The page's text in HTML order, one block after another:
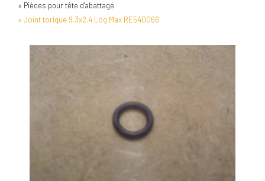
Pièces pour tête d'abattage
Joint torique 9.3x2.4 Log Max RE540066